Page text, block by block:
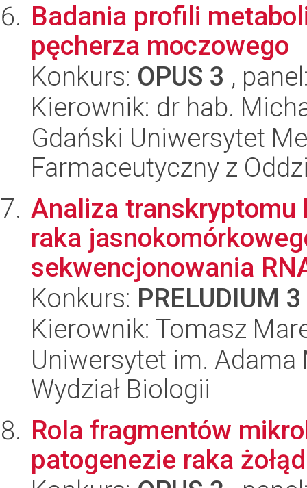
Badania profili
pęcherza moczowego
Konkurs: OPUS 3 ,
Kierownik: dr hab.
Gdański Uniwersytet
Farmaceutyczny z
Analiza
raka
sekwencjonowania
Konkurs: PRELUDIUM 3
Kierownik: Tomasz
Uniwersytet im.
Wydział Biologii
Rola fragmentów
patogenezie raka